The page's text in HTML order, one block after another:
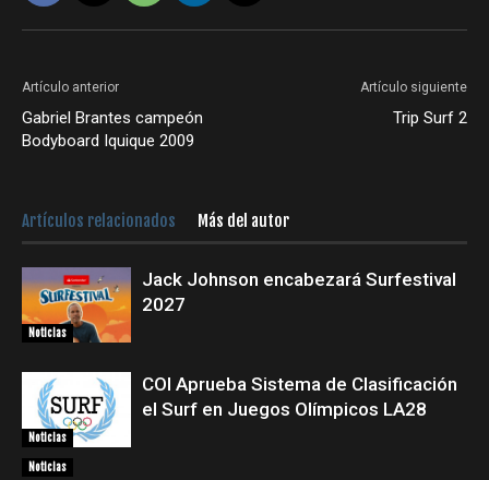
Artículo anterior
Gabriel Brantes campeón
Bodyboard Iquique 2009
Artículo siguiente
Trip Surf 2
Artículos relacionados Más del autor
Noticias
Jack Johnson encabezará Surfestival
2027
Noticias
COI Aprueba Sistema de Clasificación
el Surf en Juegos Olímpicos LA28
Noticias